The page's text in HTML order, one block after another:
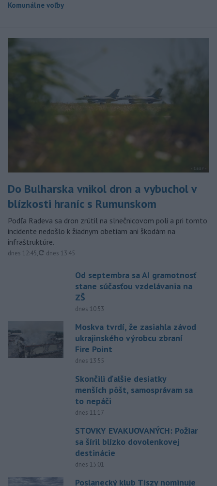
Komunálne voľby
Do Bulharska vnikol dron a vybuchol v
blízkosti hraníc s Rumunskom
Podľa Radeva sa dron zrútil na slnečnicovom poli a pri tomto
incidente nedošlo k žiadnym obetiam ani škodám na
infraštruktúre.
dnes 12:45, aktualizované
dnes 13:45
Od septembra sa AI gramotnosť
stane súčasťou vzdelávania na
ZŠ
dnes 10:53
Moskva tvrdí, že zasiahla závod
ukrajinského výrobcu zbraní
Fire Point
dnes 13:55
Skončili ďalšie desiatky
menších pôšt, samosprávam sa
to nepáči
dnes 11:17
STOVKY EVAKUOVANÝCH: Požiar
sa šíril blízko dovolenkovej
destinácie
dnes 15:01
Poslanecký klub Tiszy nominuje